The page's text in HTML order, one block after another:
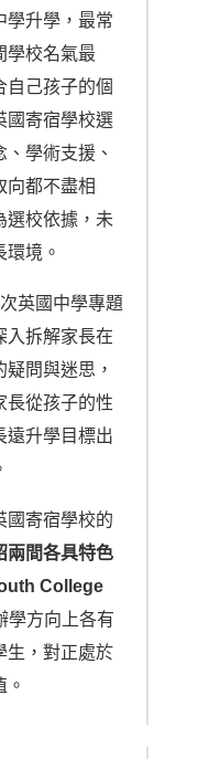
學升學，最常
學校名氣最
自己孩子的個
國寄宿學校選
學術支援、
向都不盡相
選校依據，未
境。
英國中學專題
入拆解家長在
問與迷思，
長從孩子的性
遠升學目標出
國寄宿學校的
兩間各具特色
College
學方向上各有
生，對正處於